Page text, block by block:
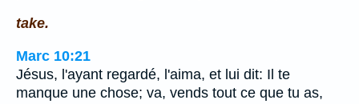
take.
Marc 10:21
Jésus, l'ayant regardé, l'aima, et lui dit: Il te
manque une chose; va, vends tout ce que tu as,